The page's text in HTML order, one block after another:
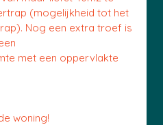
(mogelijkheid tot het
Nog een extra troef is
met een oppervlakte
woning!